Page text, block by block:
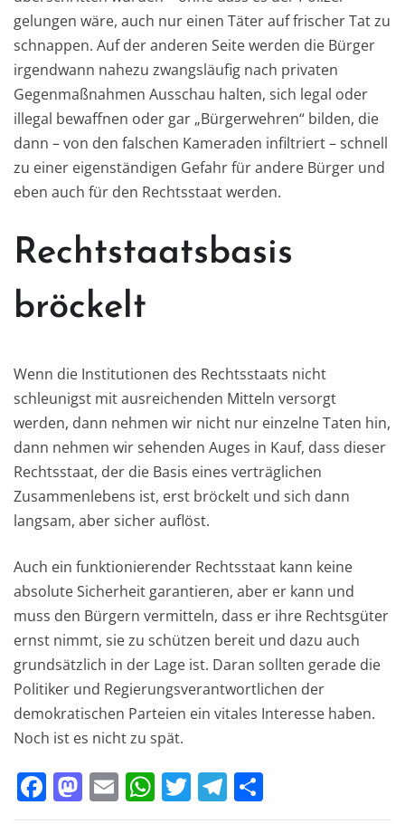
gelungen wäre, auch nur einen Täter auf frischer Tat zu
schnappen. Auf der anderen Seite werden die Bürger
irgendwann nahezu zwangsläufig nach privaten
Gegenmaßnahmen Ausschau halten, sich legal oder
illegal bewaffnen oder gar „Bürgerwehren“ bilden, die
dann – von den falschen Kameraden infiltriert – schnell
zu einer eigenständigen Gefahr für andere Bürger und
eben auch für den Rechtsstaat werden.
Rechtstaatsbasis
bröckelt
Wenn die Institutionen des Rechtsstaats nicht
schleunigst mit ausreichenden Mitteln versorgt
werden, dann nehmen wir nicht nur einzelne Taten hin,
dann nehmen wir sehenden Auges in Kauf, dass dieser
Rechtsstaat, der die Basis eines verträglichen
Zusammenlebens ist, erst bröckelt und sich dann
langsam, aber sicher auflöst.
Auch ein funktionierender Rechtsstaat kann keine
absolute Sicherheit garantieren, aber er kann und
muss den Bürgern vermitteln, dass er ihre Rechtsgüter
ernst nimmt, sie zu schützen bereit und dazu auch
grundsätzlich in der Lage ist. Daran sollten gerade die
Politiker und Regierungsverantwortlichen der
demokratischen Parteien ein vitales Interesse haben.
Noch ist es nicht zu spät.
F M E W T T